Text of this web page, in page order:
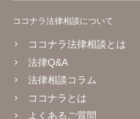
ココナラ法律相談について
ココナラ法律相談とは
法律Q&A
法律相談コラム
ココナラとは
よくあるご質問